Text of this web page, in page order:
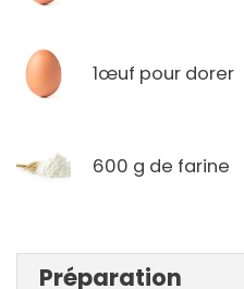
1œuf pour dorer
600 g de farine
Préparation